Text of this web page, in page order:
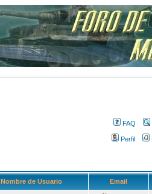
FAQ
Perfil
Nombre de Usuario Email